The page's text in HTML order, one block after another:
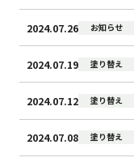
2024.07.26 お知らせ
2024.07.19 塗り替え
2024.07.12 塗り替え
2024.07.08 塗り替え